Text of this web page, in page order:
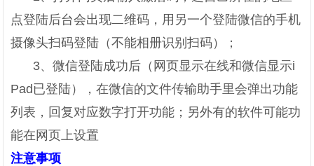
点登陆后台会出现二维码，用另一个登陆微信的手机
摄像头扫码登陆（不能相册识别扫码）；
3、微信登陆成功后（网页显示在线和微信显示i
Pad已登陆），在微信的文件传输助手里会弹出功能
列表，回复对应数字打开功能；另外有的软件可能功
能在网页上设置
注意事项